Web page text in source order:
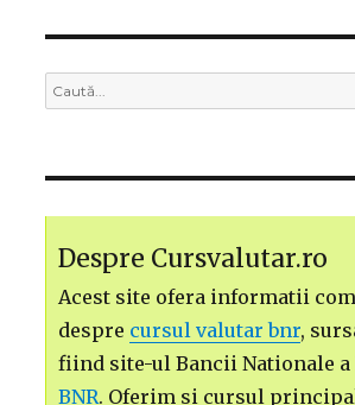
Caută
Despre Cursvalutar.ro
Acest site ofera informatii
despre cursul valutar bnr,
fiind site-ul Bancii Nationale a
BNR. Oferim si cursul